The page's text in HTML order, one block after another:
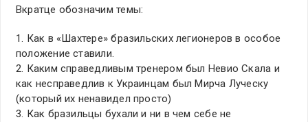
Вкратце обозначим темы:
1. Как в «Шахтере» бразильских легионеров в особое
положение ставили.
2. Каким справедливым тренером был Невио Скала и
как несправедлив к Украинцам был Мирча Луческу
(который их ненавидел просто)
3. Как бразильцы бухали и ни в чем себе не